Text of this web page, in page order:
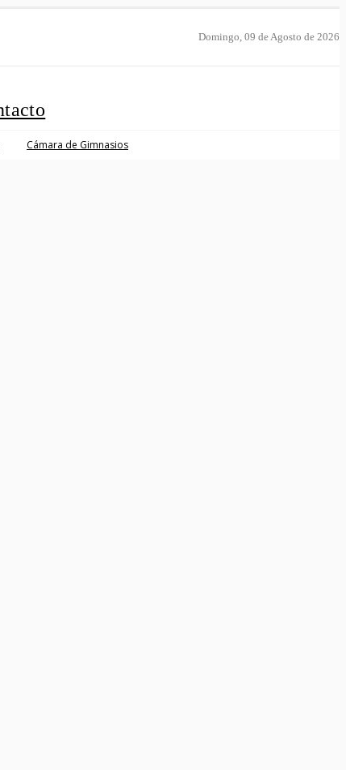
Domingo, 09 de Agosto de 2026
Cámara de Gimnasios